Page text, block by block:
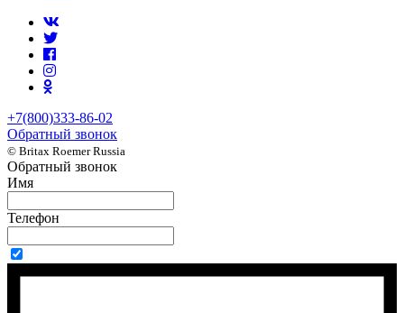
+7(800)333-86-02
Обратный звонок
© Britax Roemer Russia
Обратный звонок
Имя
Телефон